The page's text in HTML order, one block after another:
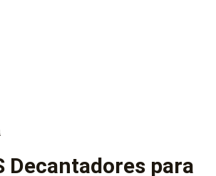
Decantadores para